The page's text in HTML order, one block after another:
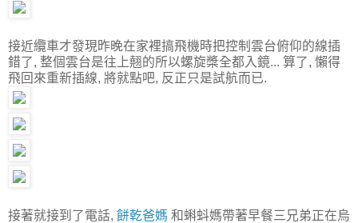
接近纜車才發現昨晚在家裡搞飛機時把控制雲台俯仰的線插
錯了, 整個雲台是往上翹的所以螺旋槳全都入鏡... 算了, 懶得
飛回來重新插線, 將就點吧, 反正只是試航而已.
接著就接到了電話, 餅乾爸媽 和蝌蚪媽帶著早餐三兄弟正在烏